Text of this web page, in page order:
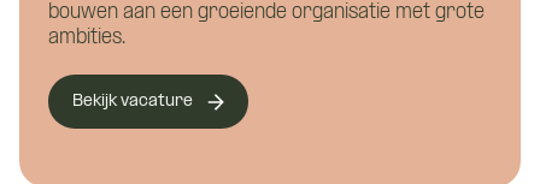
bouwen aan een groeiende organisatie met grote
ambities.
Bekijk vacature